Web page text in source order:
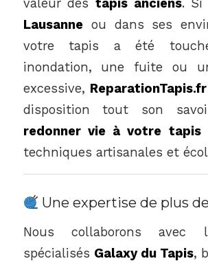
valeur des tapis anciens. Si
Lausanneou dans ses
votre tapis a été
inondation, une fuite ou
excessive, ReparationTapis.fr
disposition tout son
redonner vie à votre tapis
techniques artisanales et
Une expertise de plus
Nous collaborons avec
spécialisés Galaxy du Tapis,